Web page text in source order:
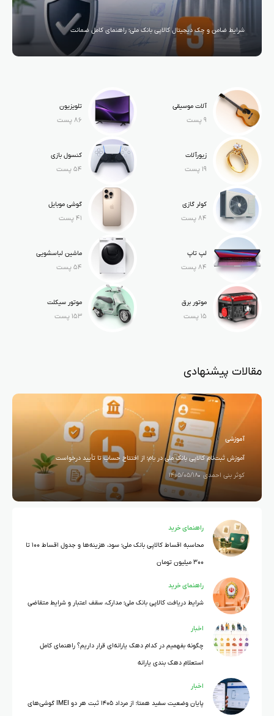
شرایط ضامن و چک دیجیتال کالاپی بانک ملی؛ راهنمای کامل ضمانت
آلات موسیقی
۹ پست
تلویزیون
۸۶ پست
زیورآلات
۱۹ پست
کنسول بازی
۵۴ پست
کولر گازی
۸۴ پست
گوشی موبایل
۴۱ پست
لپ تاپ
۸۴ پست
ماشین لباسشویی
۵۴ پست
موتور برق
۱۵ پست
موتور سیکلت
۱۵۳ پست
مقالات پیشنهادی
آموزشی
آموزش ثبت‌نام کالاپی بانک ملی در بام؛ از افتتاح حساب تا تأیید درخواست
کوثر بنی احمدی ۱۴۰۵/۰۵/۱۸
راهنمای خرید
محاسبه اقساط کالاپی بانک ملی؛ سود، هزینه‌ها و جدول اقساط ۱۰۰ تا
۳۰۰ میلیون تومان
راهنمای خرید
شرایط دریافت کالاپی بانک ملی؛ مدارک، سقف اعتبار و شرایط متقاضی
اخبار
چگونه بفهمیم در کدام دهک یارانه‌ای قرار داریم؟ راهنمای کامل
استعلام دهک بندی یارانه
اخبار
پایان وضعیت سفید همتا؛ از مرداد ۱۴۰۵ ثبت هر دو IMEI گوشی‌های